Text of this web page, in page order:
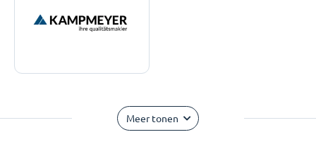
Meer tonen